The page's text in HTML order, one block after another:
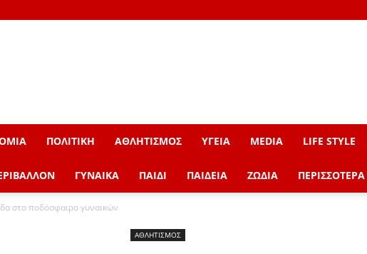
ΠΟΛΙΤΙΚΗ ΑΘΛΗΤΙΣΜΟΣ ΥΓΕΙΑ MEDIA LIFE STYLE
ΓΥΝΑΙΚΑ ΠΑΙΔΙ ΠΑΙΔΕΙΑ ΖΩΔΙΑ ΠΕΡΙΣΣΟΤΕΡΑ
στο ποδόσφαιρο γυναικών
ΑΘΛΗΤΙΣΜΟΣ